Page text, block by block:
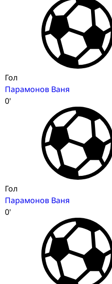
Гол
Парамонов Ваня
0'
Гол
Парамонов Ваня
0'